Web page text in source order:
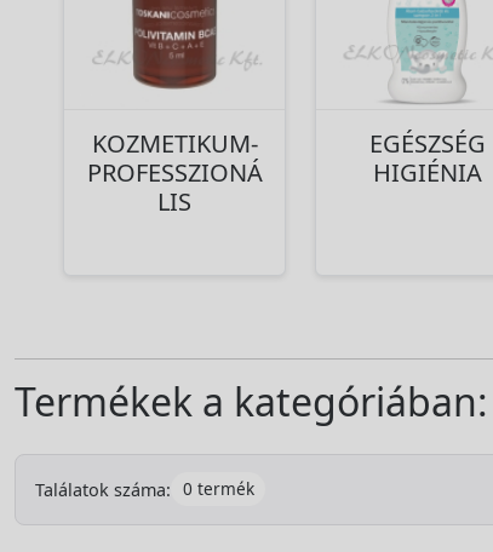
KOZMETIKUM-
PROFESSZIONÁ
LIS
EGÉSZSÉG
HIGIÉNIA
Termékek a kategóriában:
Találatok száma: 0 termék